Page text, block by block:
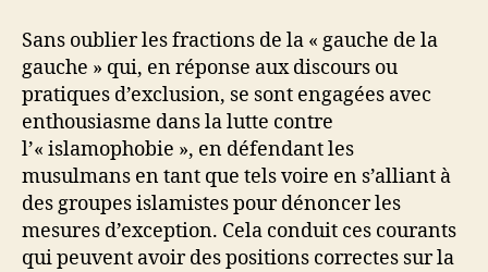
Sans oublier les fractions de la « gauche de la
gauche » qui, en réponse aux discours ou
pratiques d’exclusion, se sont engagées avec
enthousiasme dans la lutte contre
l’« islamophobie », en défendant les
musulmans en tant que tels voire en s’alliant à
des groupes islamistes pour dénoncer les
mesures d’exception. Cela conduit ces courants
qui peuvent avoir des positions correctes sur la